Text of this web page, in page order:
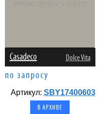
Casadeco Dolce Vita
по запросу
Артикул: SBY17400603
В АРХИВЕ